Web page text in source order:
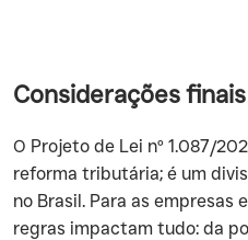
Considerações finais
O Projeto de Lei nº 1.087/
reforma tributária; é um
no Brasil. Para as empresas
regras impactam tudo: da